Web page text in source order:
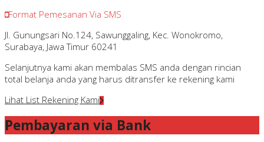
Format Pemesanan Via SMS
Jl. Gunungsari No.124, Sawunggaling, Kec. Wonokromo,
Surabaya, Jawa Timur 60241
Selanjutnya kami akan membalas SMS anda dengan rincian
total belanja anda yang harus ditransfer ke rekening kami
Lihat List Rekening Kami
Pembayaran via Bank